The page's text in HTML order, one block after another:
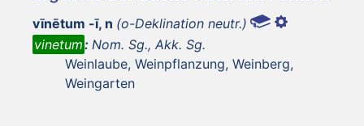
vīnētum -ī, n (o-Deklination neutr.)
vinetum: Nom. Sg., Akk. Sg.
Weinlaube, Weinpflanzung, Weinberg,
Weingarten